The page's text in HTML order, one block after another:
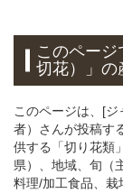
このペー
切花）」の
このページは、[
者）さんが投稿す
供する「切り花類
県）、地域、旬（
料理/加工食品、栽